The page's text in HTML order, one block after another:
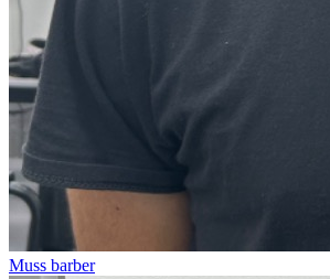
Muss barber